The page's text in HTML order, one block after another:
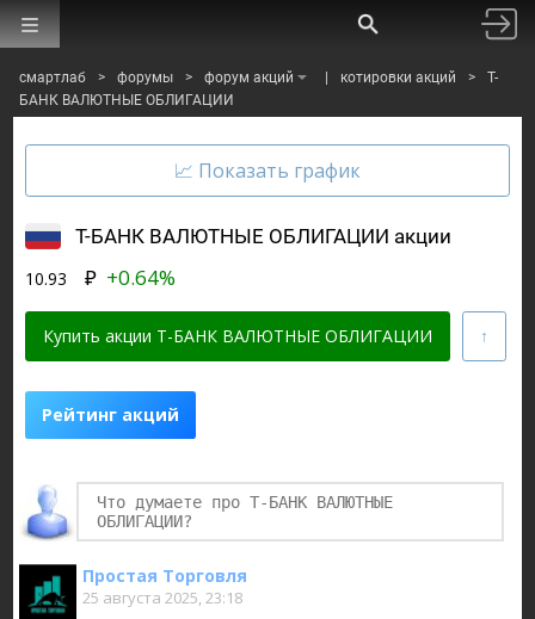
смартлаб > форумы > форум акций котировки акций >
Т-
БАНК ВАЛЮТНЫЕ ОБЛИГАЦИИ
Т-БАНК ВАЛЮТНЫЕ ОБЛИГАЦИИ акции
10.93 ₽ +0.64%
Купить акции Т-БАНК ВАЛЮТНЫЕ ОБЛИГАЦИИ
Финаме
БКС Мир Инвестиций
Рейтинг акций
Простая Торговля
25 августа 2025, 23:18